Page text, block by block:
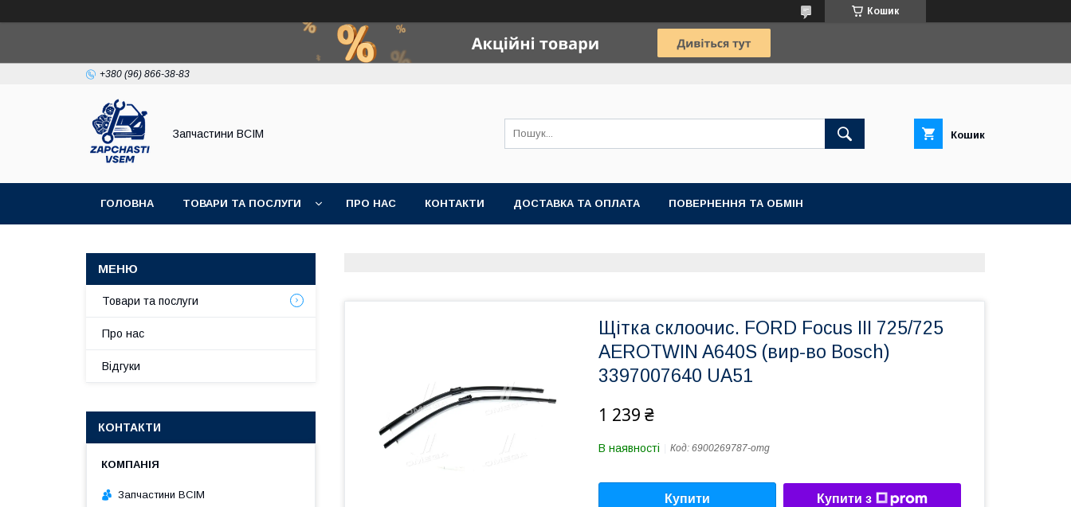
Кошик
+380 (96) 866-38-83
Запчастини ВСІМ Кошик
ГОЛОВНА ТОВАРИ ТА ПОСЛУГИ ПРО НАС КОНТАКТИ ДОСТАВКА ТА ОПЛАТА ПОВЕРНЕННЯ ТА ОБМІН
Щітка склоочис. FORD Focus III 725/725
AEROTWIN A640S (вир-во Bosch)
3397007640 UA51
1 239 ₴
В наявності Код: 6900269787-omg
Купити Купити з
Товари та послуги
Про нас
Відгуки
КОНТАКТИ
Запчастини ВСІМ